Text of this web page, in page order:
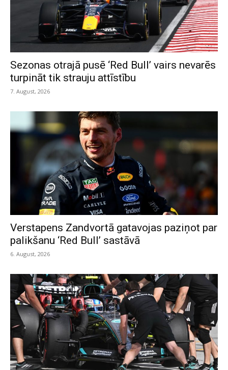
Sezonas otrajā pusē ‘Red Bull’ vairs nevarēs
turpināt tik strauju attīstību
7. August, 2026
Verstapens Zandvortā gatavojas paziņot par
palikšanu ‘Red Bull’ sastāvā
6. August, 2026